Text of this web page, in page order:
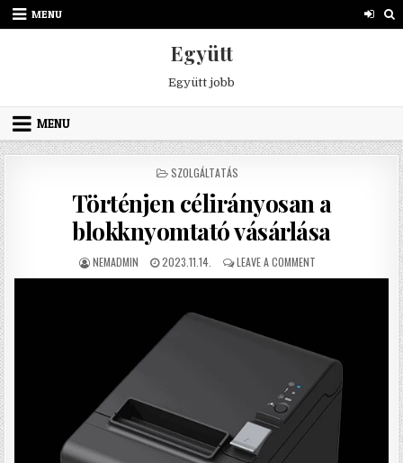
Skip to content
MENU
Együtt
Együtt jobb
MENU
POSTED IN
SZOLGÁLTATÁS
Történjen célirányosan a
blokknyomtató vásárlása
AUTHOR:
NEMADMIN PUBLISHED DATE:
2023.11.14. LEAVE A COMMENTON TÖRTÉNJEN